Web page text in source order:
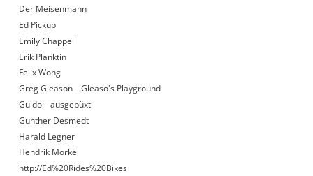
Der Meisenmann
Ed Pickup
Emily Chappell
Erik Planktin
Felix Wong
Greg Gleason – Gleaso's Playground
Guido – ausgebüxt
Gunther Desmedt
Harald Legner
Hendrik Morkel
http://Ed%20Rides%20Bikes